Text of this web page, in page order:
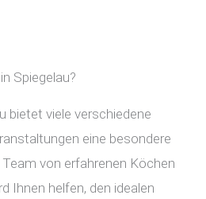
Spiegelau?
bietet viele verschiedene
eine besondere
von erfahrenen Köchen
Ihnen helfen, den idealen